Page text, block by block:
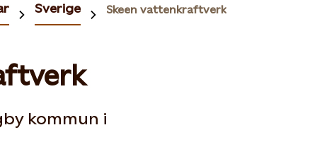
Sverige Skeen vattenkraftverk
kommun i